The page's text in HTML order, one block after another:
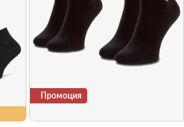
Промоция